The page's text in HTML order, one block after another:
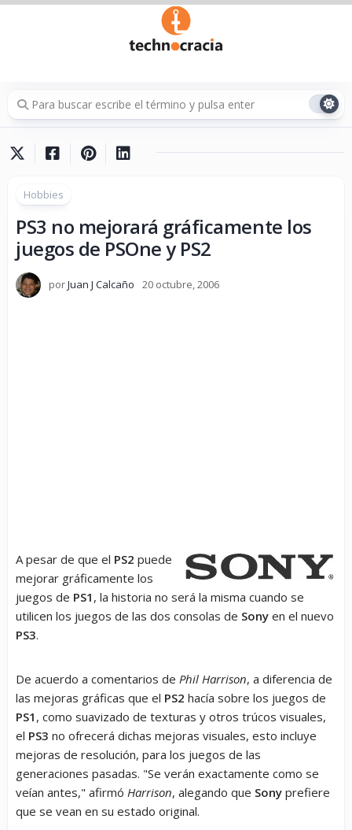
Saltar
Hobbies
PS3 no mejorará gráficamente los
juegos de PSOne y PS2
porJuan J Calcaño 20 octubre, 2006
A pesar de que el PS2 puede
mejorar gráficamente los
juegos de PS1 , la historia no será la misma cuando se
utilicen los juegos de las dos consolas de Sony en el nuevo
PS3.
De acuerdo a comentarios de Phil Harrison, a diferencia de
las mejoras gráficas que el PS2 hacía sobre los juegos de
PS1 , como suavizado de texturas y otros trúcos visuales,
el PS3 no ofrecerá dichas mejoras visuales, esto incluye
mejoras de resolución, para los juegos de las
generaciones pasadas. "Se verán exactamente como se
veían antes," afirmó Harrison, alegando que Sony prefiere
que se vean en su estado original.